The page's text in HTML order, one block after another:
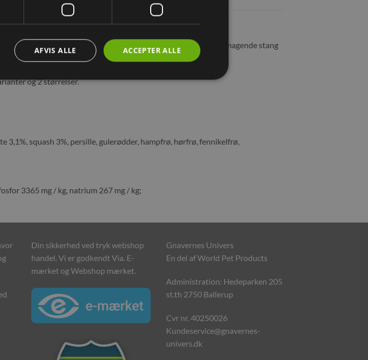
med mælkebøtte og squash får du det hele, en sund og velsmagende stang
og 2 størrelser.
squash 3%, persille, gulerødder, hampfrø, hørfrø, fennikelfrø,
3365 mg / kg, natrium 267 mg / kg;
Din sikkerhed ved tryk webshop
handel. Vi er godkendt Via. E-
mærket og Webshop mærket.
Gnavernes Univers
En del af World Pet Products
Administration: Hedeparken 205
st.th 2750 Ballerup
Cvr nr. 40250026
Kundeservice@gnavernes-
univers.dk
ACCEPTER ALLE
AFVIS ALLE